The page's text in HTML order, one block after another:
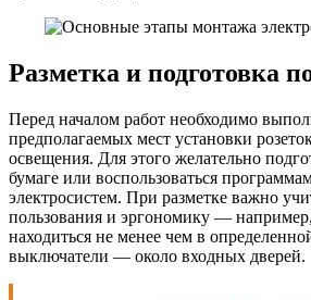
Разметка и подготовка
Перед началом работ необходимо
предполагаемых мест установки
освещения. Для этого желательно
бумаге или воспользоваться
электросистем. При разметке важно
пользования и эргономику —
находиться не менее чем в
выключатели — около входных дверей.